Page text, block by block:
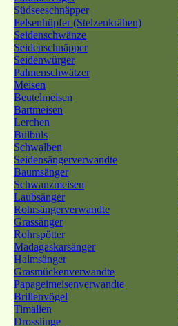
Südseeschnäpper
Felsenhüpfer (Stelzenkrähen)
Seidenschwänze
Seidenschnäpper
Seidenwürger
Palmenschwätzer
Meisen
Beutelmeisen
Bartmeisen
Lerchen
Bülbüls
Schwalben
Seidensängerverwandte
Baumsänger
Schwanzmeisen
Laubsänger
Rohrsängerverwandte
Grassänger
Rohrspötter
Madagaskarsänger
Halmsänger
Grasmückenverwandte
Papageimeisenverwandte
Brillenvögel
Timalien
Drosslinge